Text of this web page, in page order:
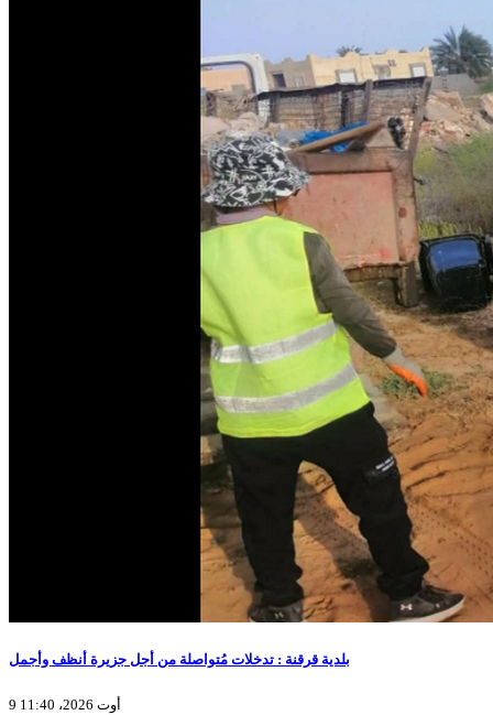
بلدية قرقنة : تدخلات مُتواصلة من أجل جزيرة أنظف وأجمل
9 أوت 2026، 11:40